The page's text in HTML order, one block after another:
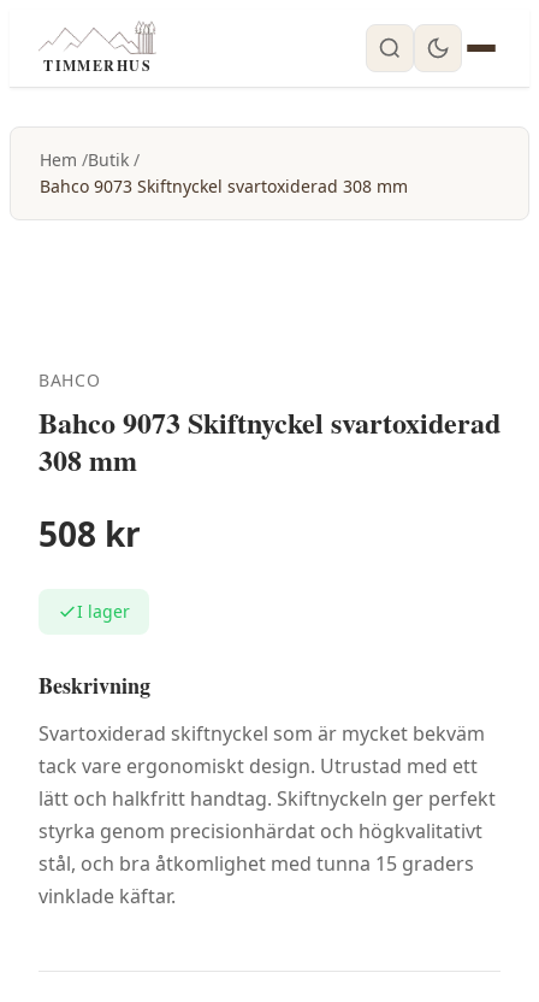
TIMMERHUS
Hem Butik
Bahco 9073 Skiftnyckel svartoxiderad 308 mm
BAHCO
Bahco 9073 Skiftnyckel svartoxiderad
308 mm
508 kr
I lager
Beskrivning
Svartoxiderad skiftnyckel som är mycket bekväm
tack vare ergonomiskt design. Utrustad med ett
lätt och halkfritt handtag. Skiftnyckeln ger perfekt
styrka genom precisionhärdat och högkvalitativt
stål, och bra åtkomlighet med tunna 15 graders
vinklade käftar.